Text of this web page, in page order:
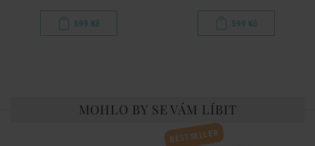
599 Kč 599 Kč
MOHLO BY SE VÁM LÍBIT
BESTSELLER